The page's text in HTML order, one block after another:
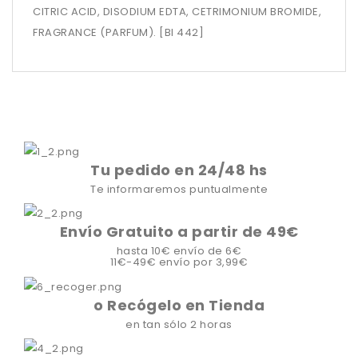
CITRIC ACID, DISODIUM EDTA, CETRIMONIUM BROMIDE,
FRAGRANCE (PARFUM). [BI 442]
Tu pedido en 24/48 hs
Te informaremos puntualmente
Envío Gratuito a partir de 49€
hasta 10€ envío de 6€
11€-49€ envío por 3,99€
o Recógelo en Tienda
en tan sólo 2 horas